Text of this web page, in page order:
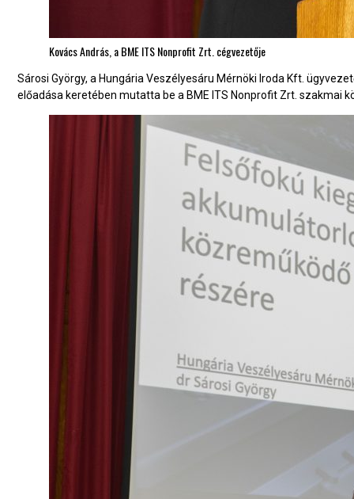
Kovács András, a BME ITS Nonprofit Zrt. cégvezetője
Sárosi György, a Hungária Veszélyesáru Mérnöki Iroda Kft.
előadása keretében mutatta be a BME ITS Nonprofit Zrt. szakmai